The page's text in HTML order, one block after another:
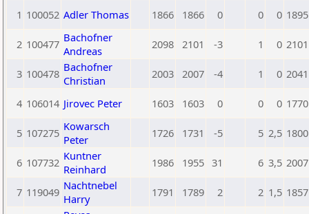
1 100052 Adler Thomas 1866 1866 0 0 0 1895
2 100477 Bachofner
Andreas
2098 2101 -3 1 0 2101
3 100478 Bachofner
Christian
2003 2007 -4 1 0 2041
4 106014 Jirovec Peter 1603 1603 0 0 0 1770
5 107275 Kowarsch
Peter
1726 1731 -5 5 2,5 1800
6 107732 Kuntner
Reinhard
1986 1955 31 6 3,5 2007
7 119049 Nachtnebel
Harry
1791 1789 2 2 1,5 1857